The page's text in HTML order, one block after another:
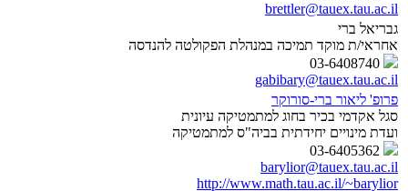
brettler@tauex.tau.ac.il
גבריאל ברי
אחראי/ת מוקד תמיכה במנהלת הפקולטה להנדסה
gabibary@tauex.tau.ac.il
פרופ' ליאור ברי-סורוקר
סגל אקדמי בכיר בחוג למתמטיקה עיונית
ועדת מינויים יחידתית בביה"ס למתמטיקה
barylior@tauex.tau.ac.il
http://www.math.tau.ac.il/~barylior